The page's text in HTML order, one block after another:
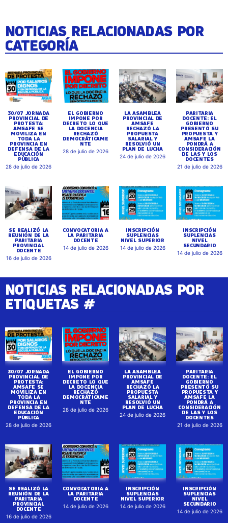
NOTICIAS RELACIONADAS POR
CATEGORÍA
30/07 JORNADA
PROVINCIAL DE
PROTESTA:
AMSAFE SE
MOVILIZA EN
TODA LA
PROVINCIA EN
DEFENSA DE LA
EDUCACIÓN
PÚBLICA
28 de julio de 2026
EL GOBIERNO
IMPONE POR
DECRETO LO QUE
LA DOCENCIA
RECHAZÓ
DEMOCRÁTICAME
NTE
28 de julio de 2026
LA ASAMBLEA
PROVINCIAL DE
AMSAFE
RECHAZÓ LA
PROPUESTA
SALARIAL Y
RESOLVIÓ UN
PLAN DE LUCHA
24 de julio de 2026
PARITARIA
DOCENTE: EL
GOBIERNO
PRESENTÓ SU
PROPUESTA Y
AMSAFE LA
PONDRÁ A
CONSIDERACIÓN
DE LAS Y LOS
DOCENTES
21 de julio de 2026
SE REALIZÓ LA
REUNIÓN DE LA
PARITARIA
PROVINCIAL
DOCENTE
16 de julio de 2026
CONVOCATORIA A
LA PARITARIA
DOCENTE
14 de julio de 2026
INSCRIPCIÓN
SUPLENCIAS
NIVEL SUPERIOR
14 de julio de 2026
INSCRIPCIÓN
SUPLENCIAS
NIVEL
SECUNDARIO
14 de julio de 2026
NOTICIAS RELACIONADAS POR
ETIQUETAS #
30/07 JORNADA
PROVINCIAL DE
PROTESTA:
AMSAFE SE
MOVILIZA EN
TODA LA
PROVINCIA EN
DEFENSA DE LA
EDUCACIÓN
PÚBLICA
28 de julio de 2026
EL GOBIERNO
IMPONE POR
DECRETO LO QUE
LA DOCENCIA
RECHAZÓ
DEMOCRÁTICAME
NTE
28 de julio de 2026
LA ASAMBLEA
PROVINCIAL DE
AMSAFE
RECHAZÓ LA
PROPUESTA
SALARIAL Y
RESOLVIÓ UN
PLAN DE LUCHA
24 de julio de 2026
PARITARIA
DOCENTE: EL
GOBIERNO
PRESENTÓ SU
PROPUESTA Y
AMSAFE LA
PONDRÁ A
CONSIDERACIÓN
DE LAS Y LOS
DOCENTES
21 de julio de 2026
SE REALIZÓ LA
REUNIÓN DE LA
PARITARIA
PROVINCIAL
DOCENTE
16 de julio de 2026
CONVOCATORIA A
LA PARITARIA
DOCENTE
14 de julio de 2026
INSCRIPCIÓN
SUPLENCIAS
NIVEL SUPERIOR
14 de julio de 2026
INSCRIPCIÓN
SUPLENCIAS
NIVEL
SECUNDARIO
14 de julio de 2026